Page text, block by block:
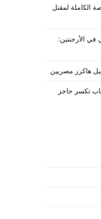
الكاملة لمقتل
في الأرجنتين:
قبل هاكرز مصريين
تكسر حاجز